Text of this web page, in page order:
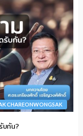
CHAREONWONGSAK
บกัน?